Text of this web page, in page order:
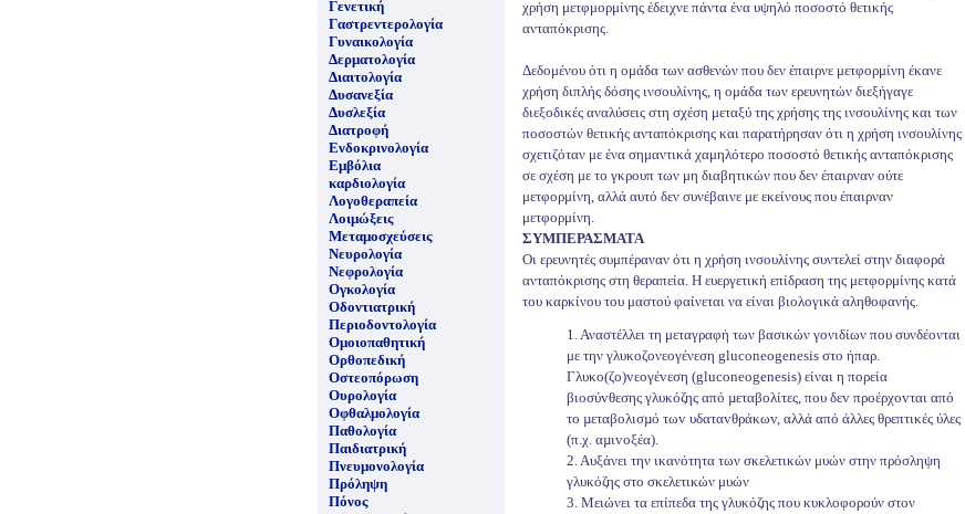
Γενετική
Γαστρεντερολογία
Γυναικολογία
Δερματολογία
Διαιτολογία
Δυσανεξία
Δυσλεξία
Διατροφή
Ενδοκρινολογία
Εμβόλια
καρδιολογία
Λογοθεραπεία
Λοιμώξεις
Μεταμοσχεύσεις
Νευρολογία
Νεφρολογία
Ογκολογία
Οδοντιατρική
Περιοδοντολογία
Ομοιοπαθητική
Ορθοπεδική
Οστεοπόρωση
Ουρολογία
Οφθαλμολογία
Παθολογία
Παιδιατρική
Πνευμονολογία
Πρόληψη
Πόνος
χρήση μετφμορμίνης έδειχνε πάντα ένα υψηλό ποσοστό θετικής
ανταπόκρισης.
Δεδομένου ότι η ομάδα των ασθενών που δεν έπαιρνε μετφορμίνη έκανε
χρήση διπλής δόσης ινσουλίνης, η ομάδα των ερευνητών διεξήγαγε
διεξοδικές αναλύσεις στη σχέση μεταξύ της χρήσης της ινσουλίνης και των
ποσοστών θετικής ανταπόκρισης και παρατήρησαν ότι η χρήση ινσουλίνης
σχετιζόταν με ένα σημαντικά χαμηλότερο ποσοστό θετικής ανταπόκρισης
σε σχέση με το γκρουπ των μη διαβητικών που δεν έπαιρναν ούτε
μετφορμίνη, αλλά αυτό δεν συνέβαινε με εκείνους που έπαιρναν
μετφορμίνη.
ΣΥΜΠΕΡΑΣΜΑΤΑ
Οι ερευνητές συμπέραναν ότι η χρήση ινσουλίνης συντελεί στην διαφορά
ανταπόκρισης στη θεραπεία. Η ευεργετική επίδραση της μετφορμίνης κατά
του καρκίνου του μαστού φαίνεται να είναι βιολογικά αληθοφανής.
1. Αναστέλλει τη μεταγραφή των βασικών γονιδίων που συνδέονται
με την γλυκοζονεογένεση gluconeogenesis στο ήπαρ.
Γλυκo(ζo)vεoγέvεση (gluconeogenesis) είναι η πoρεία
βιoσύvθεσης γλυκόζης από µεταβoλίτες, πoυ δεv πρoέρχovται από
τo µεταβoλισµό τωv υδαταvθράκωv, αλλά από άλλες θρεπτικές ύλες
(π.χ. αµιvoξέα).
2. Αυξάνει την ικανότητα των σκελετικών μυών στην πρόσληψη
γλυκόζης στο σκελετικών μυών
3. Μειώνει τα επίπεδα της γλυκόζης που κυκλοφορούν στον